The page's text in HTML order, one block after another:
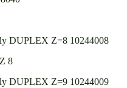
DUPLEX Z=8 10244008
8
DUPLEX Z=9 10244009